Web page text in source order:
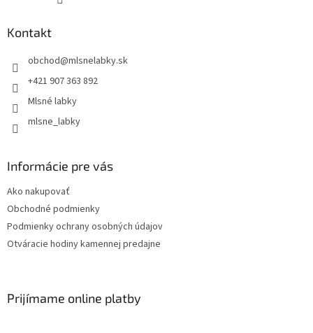
Kontakt
obchod@mlsnelabky.sk
+421 907 363 892
Mlsné labky
mlsne_labky
Informácie pre vás
Ako nakupovať
Obchodné podmienky
Podmienky ochrany osobných údajov
Otváracie hodiny kamennej predajne
Prijímame online platby